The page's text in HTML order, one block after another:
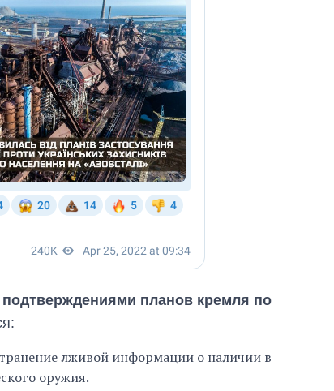
планов кремля по
лживой информации о наличии в
оружия.